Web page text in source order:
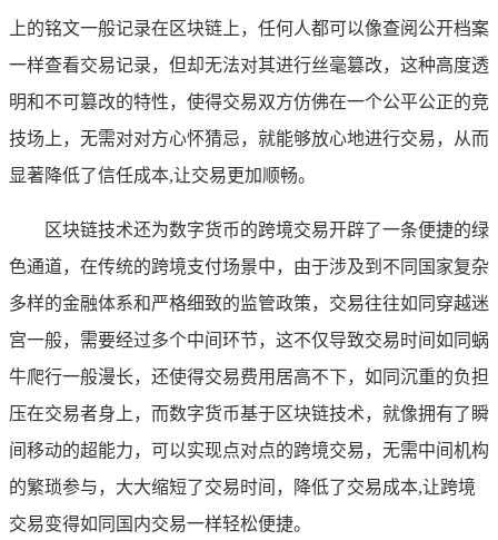
上的铭文一般记录在区块链上，任何人都可以像查阅公开档案
一样查看交易记录，但却无法对其进行丝毫篡改，这种高度透
明和不可篡改的特性，使得交易双方仿佛在一个公平公正的竞
技场上，无需对对方心怀猜忌，就能够放心地进行交易，从而
显著降低了信任成本,让交易更加顺畅。
区块链技术还为数字货币的跨境交易开辟了一条便捷的绿
色通道，在传统的跨境支付场景中，由于涉及到不同国家复杂
多样的金融体系和严格细致的监管政策，交易往往如同穿越迷
宫一般，需要经过多个中间环节，这不仅导致交易时间如同蜗
牛爬行一般漫长，还使得交易费用居高不下，如同沉重的负担
压在交易者身上，而数字货币基于区块链技术，就像拥有了瞬
间移动的超能力，可以实现点对点的跨境交易，无需中间机构
的繁琐参与，大大缩短了交易时间，降低了交易成本,让跨境
交易变得如同国内交易一样轻松便捷。